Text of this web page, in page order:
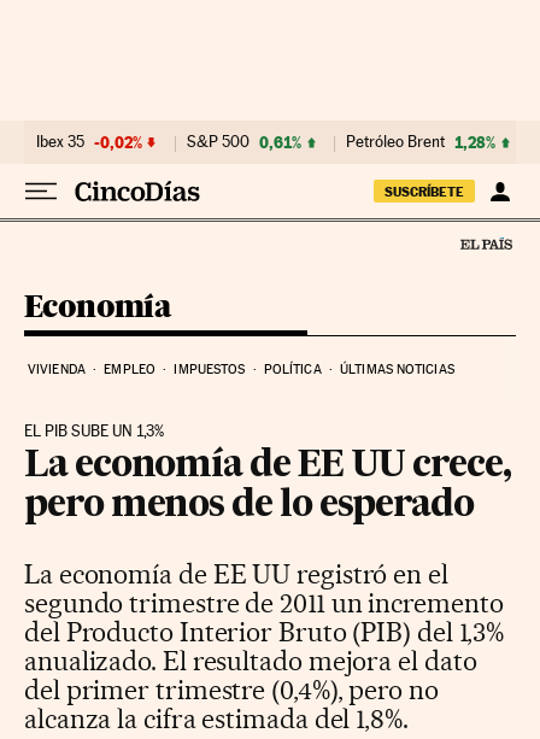
Ibex 35 -0,02% S&P 500 0,61% Petróleo Brent 1,28%
SUSCRÍBETE
Economía
VIVIENDA EMPLEO IMPUESTOS POLÍTICA ÚLTIMAS NOTICIAS
EL PIB SUBE UN 1,3%
La economía de EE UU crece,
pero menos de lo esperado
La economía de EE UU registró en el
segundo trimestre de 2011 un incremento
del Producto Interior Bruto (PIB) del 1,3%
anualizado. El resultado mejora el dato
del primer trimestre (0,4%), pero no
alcanza la cifra estimada del 1,8%.